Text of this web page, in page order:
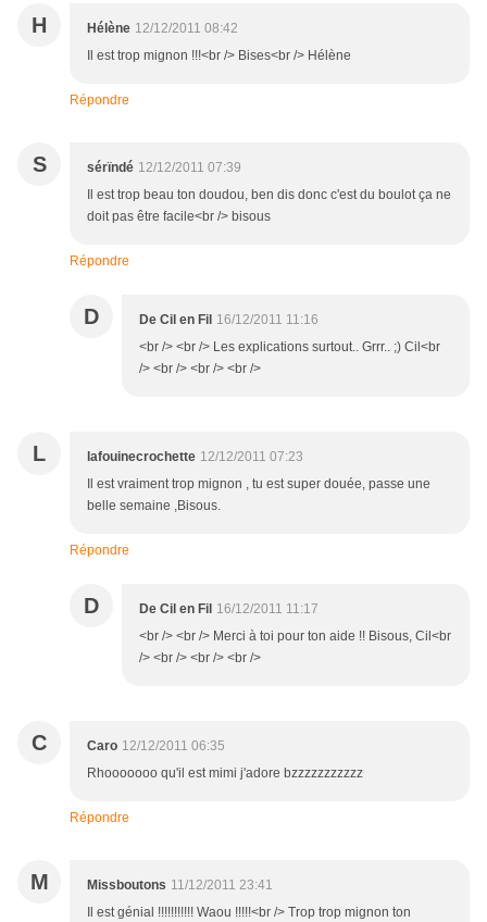
H Hélène 12/12/2011 08:42
Il est trop mignon !!!<br /> Bises<br /> Hélène
Répondre
S sérïndé 12/12/2011 07:39
Il est trop beau ton doudou, ben dis donc c'est du boulot ça ne
doit pas être facile<br /> bisous
Répondre
D De Cil en Fil 16/12/2011 11:16
<br /> <br /> Les explications surtout.. Grrr.. ;) Cil<br
/> <br /> <br /> <br />
L lafouinecrochette 12/12/2011 07:23
Il est vraiment trop mignon , tu est super douée, passe une
belle semaine ,Bisous.
Répondre
D De Cil en Fil 16/12/2011 11:17
<br /> <br /> Merci à toi pour ton aide !! Bisous, Cil<br
/> <br /> <br /> <br />
C Caro 12/12/2011 06:35
Rhooooooo qu'il est mimi j'adore bzzzzzzzzzzz
Répondre
M Missboutons 11/12/2011 23:41
Il est génial !!!!!!!!!!! Waou !!!!!<br /> Trop trop mignon ton